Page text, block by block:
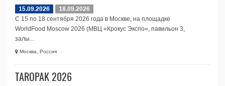
15.09.2026
18.09.2026
С 15 по 18 сентября 2026 года в Москве, на площадке
WorldFood Moscow 2026 (МВЦ «Крокус Экспо», павильон 3,
залы...
Москва, Россия
TAROPAK 2026